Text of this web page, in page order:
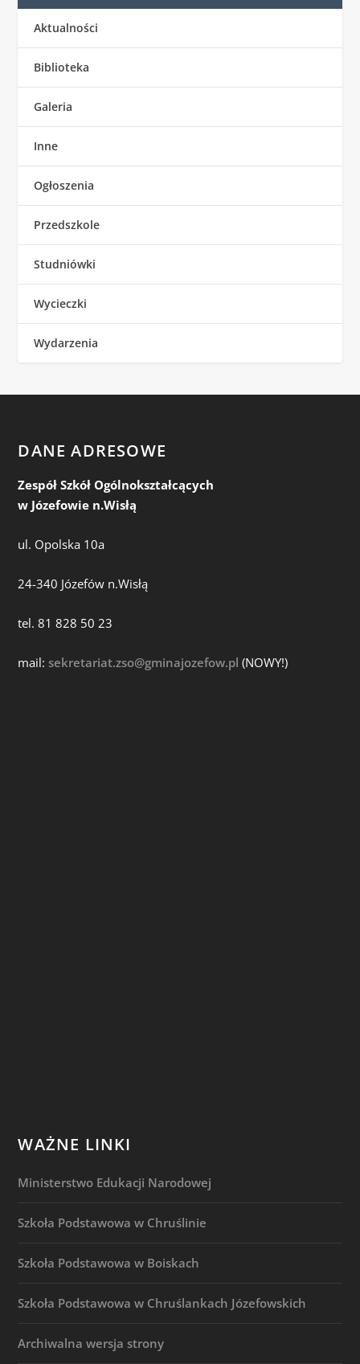
Aktualności
Biblioteka
Galeria
Inne
Ogłoszenia
Przedszkole
Studniówki
Wycieczki
Wydarzenia
DANE ADRESOWE
Zespół Szkół Ogólnokształcących
w Józefowie n.Wisłą
ul. Opolska 10a
24-340 Józefów n.Wisłą
tel. 81 828 50 23
mail:sekretariat.zso@gminajozefow.pl (NOWY!)
WAŻNE LINKI
Ministerstwo Edukacji Narodowej
Szkoła Podstawowa w Chruślinie
Szkoła Podstawowa w Boiskach
Szkoła Podstawowa w Chruślankach Józefowskich
Archiwalna wersja strony